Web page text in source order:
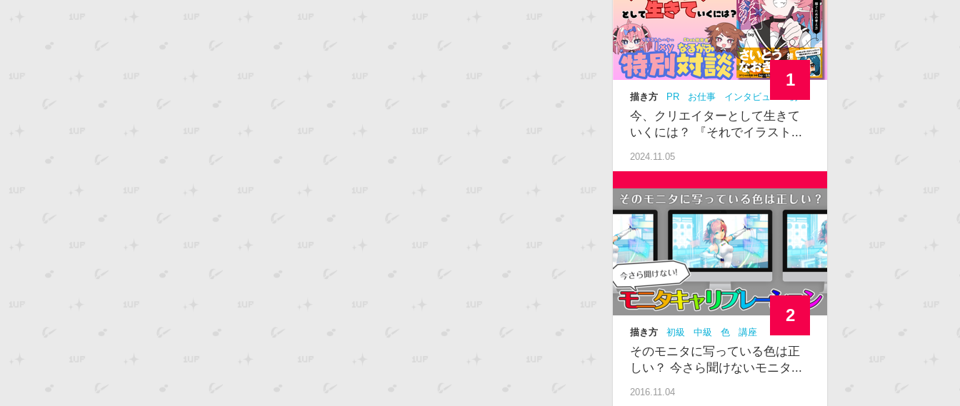
描き方 PR お仕事 インタビュー
級
中級
今、クリエイターとして生きて
いくには？ 『それでイラスト...
2024.11.05
1
描き方 初級 中級 色 講座
そのモニタに写っている色は正
しい？ 今さら聞けないモニタ...
2016.11.04
2